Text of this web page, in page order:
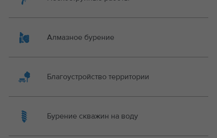
Алмазное бурение
Благоустройство территории
Бурение скважин на воду